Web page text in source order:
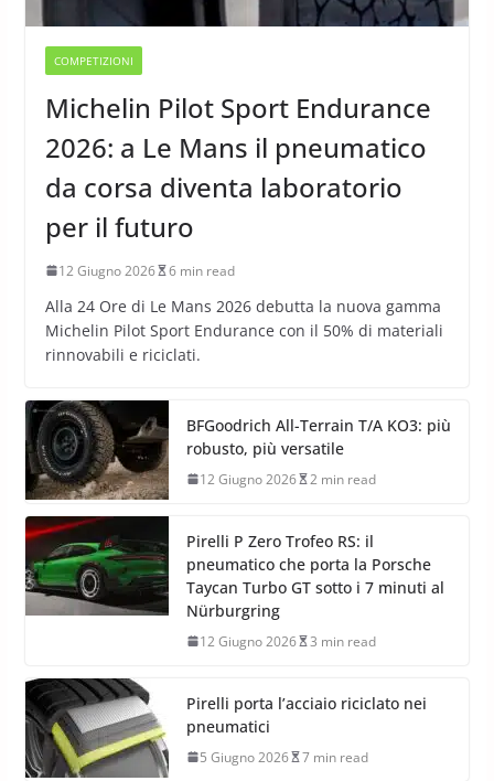
COMPETIZIONI
Michelin Pilot Sport Endurance
2026: a Le Mans il pneumatico
da corsa diventa laboratorio
per il futuro
12 Giugno 2026 6 min read
Alla 24 Ore di Le Mans 2026 debutta la nuova gamma
Michelin Pilot Sport Endurance con il 50% di materiali
rinnovabili e riciclati.
BFGoodrich All-Terrain T/A KO3: più
robusto, più versatile
12 Giugno 2026 2 min read
Pirelli P Zero Trofeo RS: il
pneumatico che porta la Porsche
Taycan Turbo GT sotto i 7 minuti al
Nürburgring
12 Giugno 2026 3 min read
Pirelli porta l’acciaio riciclato nei
pneumatici
5 Giugno 2026 7 min read